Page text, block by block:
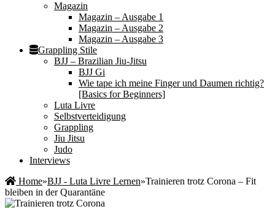
Magazin
Magazin – Ausgabe 1
Magazin – Ausgabe 2
Magazin – Ausgabe 3
Grappling Stile
BJJ – Brazilian Jiu-Jitsu
BJJ Gi
Wie tape ich meine Finger und Daumen richtig?
[Basics for Beginners]
Luta Livre
Selbstverteidigung
Grappling
Jiu Jitsu
Judo
Interviews
Home»BJJ - Luta Livre Lernen»Trainieren trotz Corona – Fit
bleiben in der Quarantäne